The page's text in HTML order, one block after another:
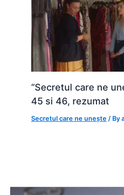
“Secretul care ne
45 si 46, rezumat
Secretul care ne unește / By